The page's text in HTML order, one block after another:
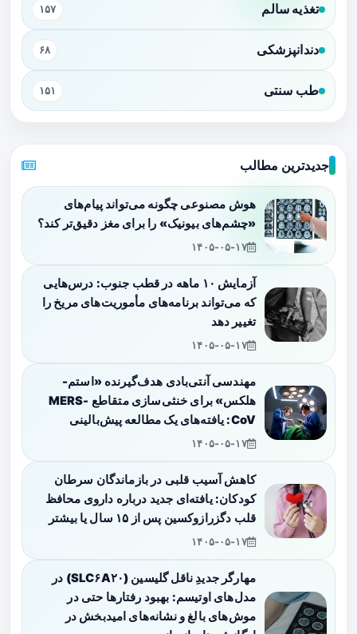
تغذیه سالم ۱۵۷
دندانپزشکی ۶۸
طب سنتی ۱۵۱
جدیدترین مطالب
هوش مصنوعی چگونه می‌تواند پیام‌های
«چشم‌های بیونیک» را برای مغز دقیق‌تر کند؟
۱۴۰۵-۰۵-۱۷
آزمایش ۱۰ ماهه در قطب جنوب: درس‌هایی
که می‌تواند برنامه‌های مأموریت‌های مریخ را
تغییر دهد
۱۴۰۵-۰۵-۱۷
مهندسی آنتی‌بادی هدف‌گیرنده «استم-
هلکس» برای خنثی‌سازی متقاطع MERS-
CoV: یافته‌های یک مطالعه پیش‌بالینی
۱۴۰۵-۰۵-۱۷
کاهش آسیب قلبی در بازماندگان سرطان
کودکان: یافته‌ای جدید درباره داروی محافظ
قلب دگزرازوکسین پس از ۱۵ سال یا بیشتر
۱۴۰۵-۰۵-۱۷
مهارگر جدیدِ ناقل گلیسین (SLC۶A۲۰) در
مدل‌های اوتیسم: بهبود رفتارها حتی در
موش‌های بالغ و نشانه‌های امیدبخش در